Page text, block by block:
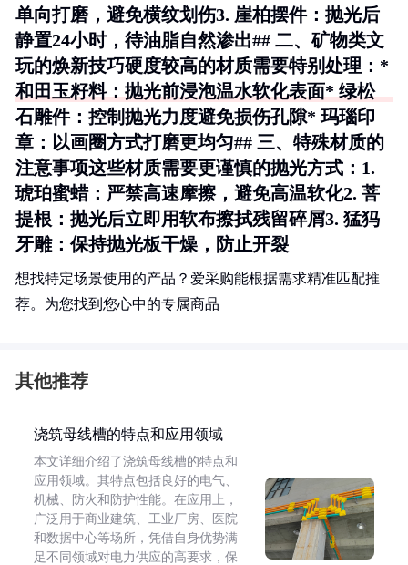
单向打磨，避免横纹划伤3. 崖柏摆件：抛光后
静置24小时，待油脂自然渗出## 二、矿物类文
玩的焕新技巧硬度较高的材质需要特别处理：*
和田玉籽料：抛光前浸泡温水软化表面* 绿松
石雕件：控制抛光力度避免损伤孔隙* 玛瑙印
章：以画圈方式打磨更均匀## 三、特殊材质的
注意事项这些材质需要更谨慎的抛光方式：1.
琥珀蜜蜡：严禁高速摩擦，避免高温软化2. 菩
提根 ：抛光后立即用软布擦拭残留碎屑3. 猛犸
牙雕：保持抛光板干燥，防止开裂
想找特定场景使用的产品？爱采购能根据需求精准匹配推
荐。为您找到您心中的专属商品
其他推荐
浇筑母线槽的特点和应用领域
本文详细介绍了浇筑母线槽的特点和
应用领域。其特点包括良好的电气、
机械、防火和防护性能。在应用上，
广泛用于商业建筑、工业厂房、医院
和数据中心等场所，凭借自身优势满
足不同领域对电力供应的高要求，保